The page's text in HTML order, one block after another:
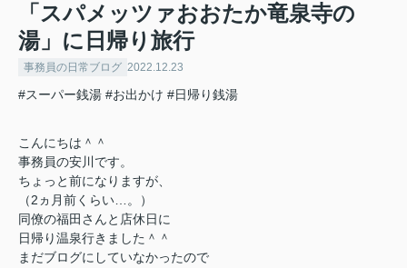
「スパメッツァおおたか竜泉寺の
湯」に日帰り旅行
事務員の日常ブログ 2022.12.23
#スーパー銭湯 #お出かけ #日帰り銭湯
こんにちは＾＾
事務員の安川です。
ちょっと前になりますが、
（2ヵ月前くらい…。）
同僚の福田さんと店休日に
日帰り温泉行きました＾＾
まだブログにしていなかったので